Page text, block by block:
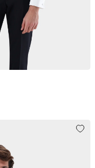
Hinzufügen